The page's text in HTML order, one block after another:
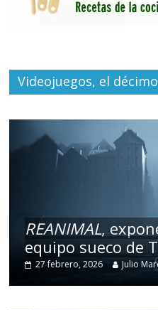
Videojuegos, el
REANIMAL,
equipo sueco de
27 febrero, 2026 Julio